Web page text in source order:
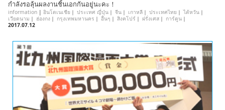
กำลังรอลุ้นผลงานชิ้นเอกกันอยู่นะคะ！
information| อินโดเนเชีย ｜ ประเทศ ญี่ปุ่น｜ จีน｜ เกาหลี｜ ประเทศไทย ｜ไต้หวัน｜
เวียดนาม ｜ ฮ่องกง｜ กรุงเทพมหานคร ｜ อื่นๆ ｜ สิงคโปร์｜ ฝรั่งเศส｜ การ์ตูน｜
2017.07.12